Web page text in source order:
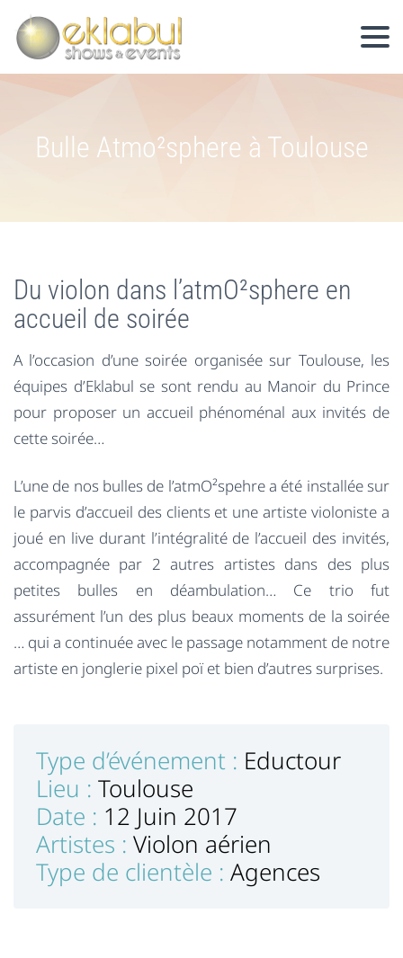
Bulle Atmo²sphere à Toulouse
Du violon dans l’atmO²sphere en
accueil de soirée
A l’occasion d’une soirée organisée sur Toulouse, les
équipes d’Eklabul se sont rendu au Manoir du Prince
pour proposer un accueil phénoménal aux invités de
cette soirée…
L’une de nos bulles de l’atmO²spehre a été installée sur
le parvis d’accueil des clients et une artiste violoniste a
joué en live durant l’intégralité de l’accueil des invités,
accompagnée par 2 autres artistes dans des plus
petites bulles en déambulation… Ce trio fut
assurément l’un des plus beaux moments de la soirée
… qui a continuée avec le passage notamment de notre
artiste en jonglerie pixel poï et bien d’autres surprises.
Type d’événement : Eductour
Lieu : Toulouse
Date : 12 Juin 2017
Artistes : Violon aérien
Type de clientèle : Agences